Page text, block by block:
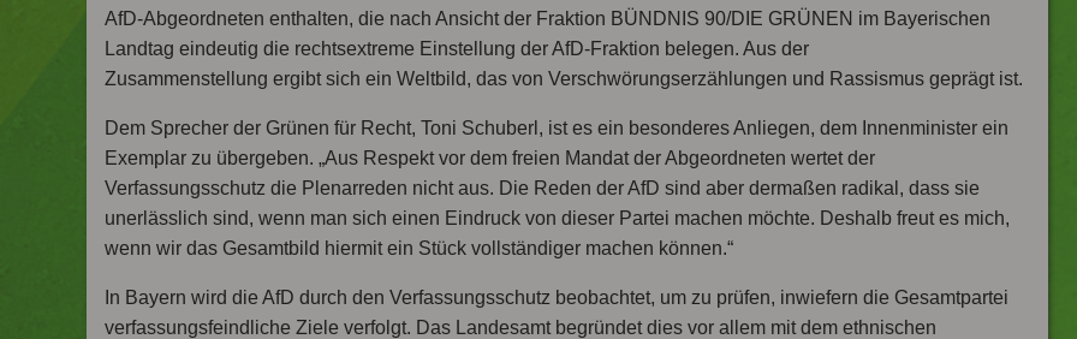
AfD-Abgeordneten enthalten, die nach Ansicht der Fraktion BÜNDNIS 90/DIE GRÜNEN im Bayerischen
Landtag eindeutig die rechtsextreme Einstellung der AfD-Fraktion belegen. Aus der
Zusammenstellung ergibt sich ein Weltbild, das von Verschwörungserzählungen und Rassismus geprägt ist.
Dem Sprecher der Grünen für Recht, Toni Schuberl, ist es ein besonderes Anliegen, dem Innenminister ein
Exemplar zu übergeben. „Aus Respekt vor dem freien Mandat der Abgeordneten wertet der
Verfassungsschutz die Plenarreden nicht aus. Die Reden der AfD sind aber dermaßen radikal, dass sie
unerlässlich sind, wenn man sich einen Eindruck von dieser Partei machen möchte. Deshalb freut es mich,
wenn wir das Gesamtbild hiermit ein Stück vollständiger machen können.“
In Bayern wird die AfD durch den Verfassungsschutz beobachtet, um zu prüfen, inwiefern die Gesamtpartei
verfassungsfeindliche Ziele verfolgt. Das Landesamt begründet dies vor allem mit dem ethnischen